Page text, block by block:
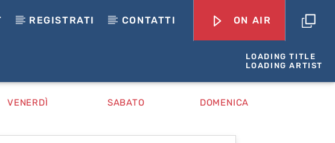
REGISTRATI CONTATTI ON AIR
LOADING TITLE
LOADING ARTIST
VENERDÌ SABATO DOMENICA